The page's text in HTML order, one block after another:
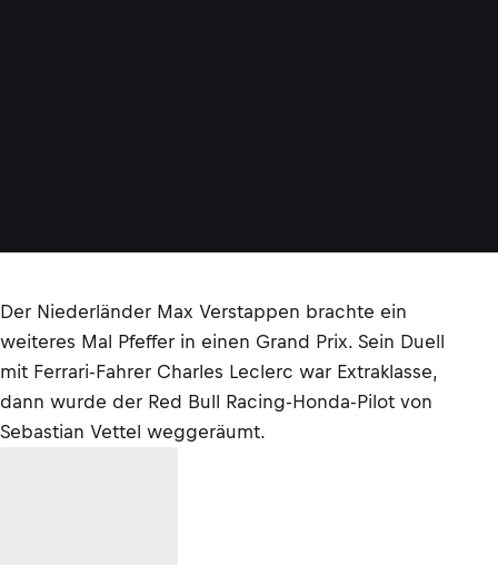
Der Niederländer Max Verstappen brachte ein
weiteres Mal Pfeffer in einen Grand Prix. Sein Duell
mit Ferrari-Fahrer Charles Leclerc war Extraklasse,
dann wurde der Red Bull Racing-Honda-Pilot von
Sebastian Vettel weggeräumt.